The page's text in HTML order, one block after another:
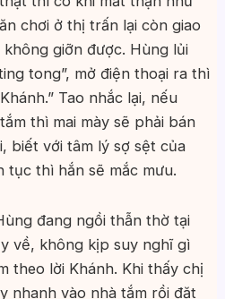
chơi ở thị trấn lại còn giao
giỡn được. Hùng lủi
tong”, mở điện thoại ra thì
Tao nhắc lại, nếu
thì mai mày sẽ phải bán
biết với tâm lý sợ sệt của
tục thì hắn sẽ mắc mưu.
đang ngồi thẫn thờ tại
về, không kịp suy nghĩ gì
theo lời Khánh. Khi thấy chị
nhanh vào nhà tắm rồi đặt